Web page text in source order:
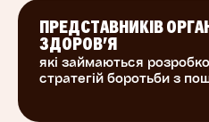
громадського
установа, що відповідає
культури здоров’я у
моніторинг і
епідеміологічний
і біологічну безпеку.
ПРЕДСТАВНИКІВ
ЗДОРОВ'Я
які займаються
стратегій боротьби з